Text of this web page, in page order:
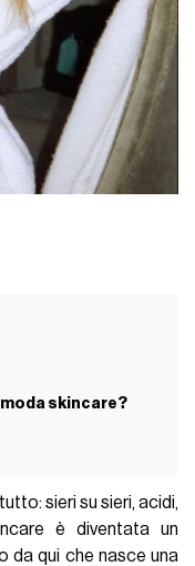
skincare?
sieri su sieri, acidi,
è diventata un
da qui che nasce una